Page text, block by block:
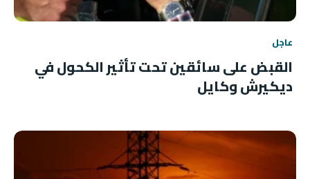
عاجل
القبض على سائقين تحت تأثير الكحول في
ديكيرش وكايل